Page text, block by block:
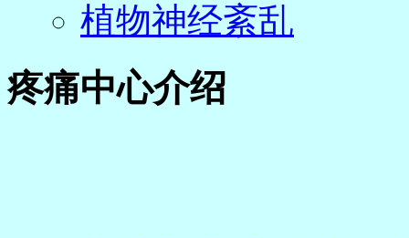
植物神经紊乱
疼痛中心介绍